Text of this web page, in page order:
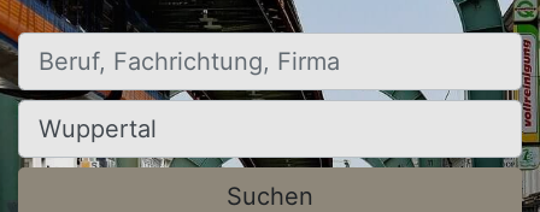
Beruf, Fachrichtung, Firma
Ort, Stadt
Suchen